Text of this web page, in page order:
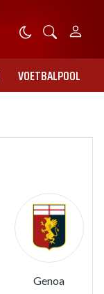
VOETBALPOOL
Genoa